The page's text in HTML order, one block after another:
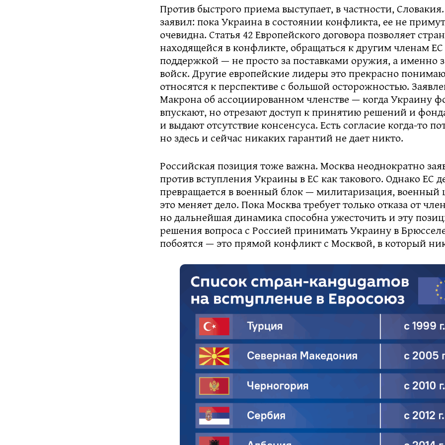
Против быстрого приема выступает, в частности,
заявил: пока Украина в состоянии конфликта, ее не
очевидна. Статья 42 Европейского договора позволяет
находящейся в конфликте, обращаться к другим членам
поддержкой — не просто за поставками оружия, а именно
войск. Другие европейские лидеры это прекрасно
относятся к перспективе с большой осторожностью.
Макрона об ассоциированном членстве — когда Украину
впускают, но отрезают доступ к принятию решений и
и выдают отсутствие консенсуса. Есть согласие когда-то
но здесь и сейчас никаких гарантий не дает никто.
Российская позиция тоже важна. Москва неоднократно
против вступления Украины в ЕС как такового. Однако ЕС
превращается в военный блок — милитаризация,
это меняет дело. Пока Москва требует только отказа от
но дальнейшая динамика способна ужесточить и эту
решения вопроса с Россией принимать Украину в
побоятся — это прямой конфликт с Москвой, в который